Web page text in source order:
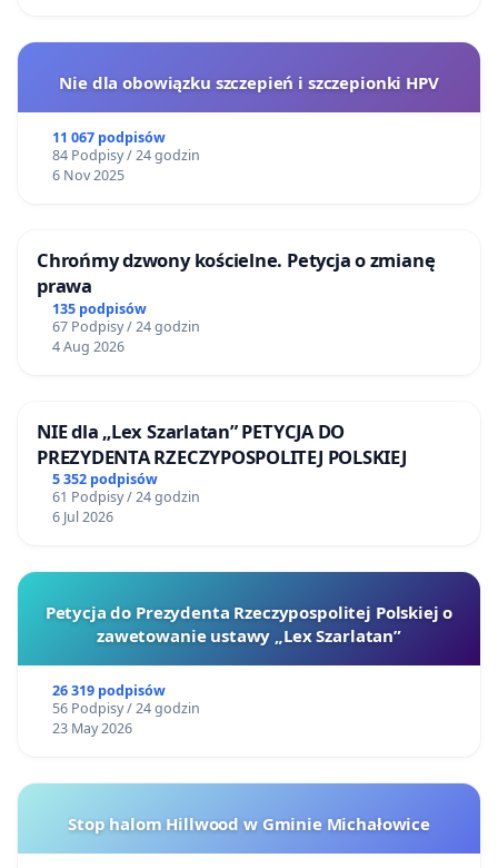
Nie dla obowiązku szczepień i szczepionki HPV
11 067 podpisów
84 Podpisy / 24 godzin
6 Nov 2025
Chrońmy dzwony kościelne. Petycja o zmianę
prawa
135 podpisów
67 Podpisy / 24 godzin
4 Aug 2026
NIE dla „Lex Szarlatan” PETYCJA DO
PREZYDENTA RZECZYPOSPOLITEJ POLSKIEJ
5 352 podpisów
61 Podpisy / 24 godzin
6 Jul 2026
Petycja do Prezydenta Rzeczypospolitej Polskiej o
zawetowanie ustawy „Lex Szarlatan”
26 319 podpisów
56 Podpisy / 24 godzin
23 May 2026
Stop halom Hillwood w Gminie Michałowice